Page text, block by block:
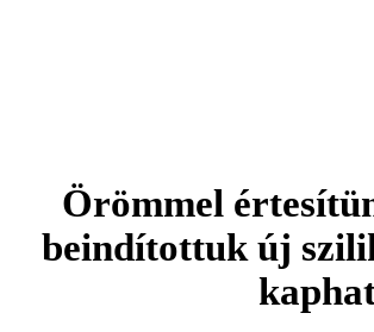
Örömmel
beindítottuk új